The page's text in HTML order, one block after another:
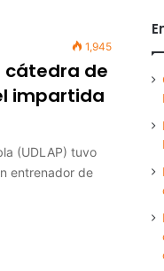
1,945
cátedra de
impartida
(UDLAP) tuvo
entrenador de